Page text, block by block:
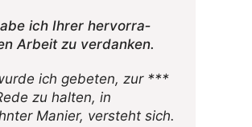
ich Ihrer hervor­ra­
Arbeit zu verdanken.
ich gebeten, zur ***
zu halten, in
Manier, versteht sich.